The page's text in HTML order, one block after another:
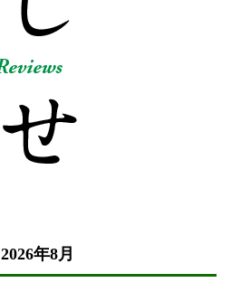
2026年8月